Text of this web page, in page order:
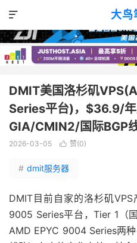
大鸟

VPS优惠
DMIT美国洛杉矶
Series平台)，$36.9/
GIA/CMIN2/国际BGP
2026-03-05  赞(0)
# dmit服务器
DMIT目前自家的洛杉矶
9005 Series平台，Tier 1（
AMD EPYC 9004 Series两